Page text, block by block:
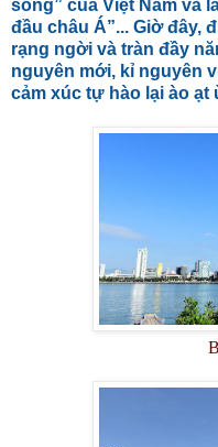
sống” của Việt Nam và
đầu châu Á”... Giờ đây,
rạng ngời và tràn đầy
nguyên mới, kỉ nguyên
cảm xúc tự hào lại ào ạt